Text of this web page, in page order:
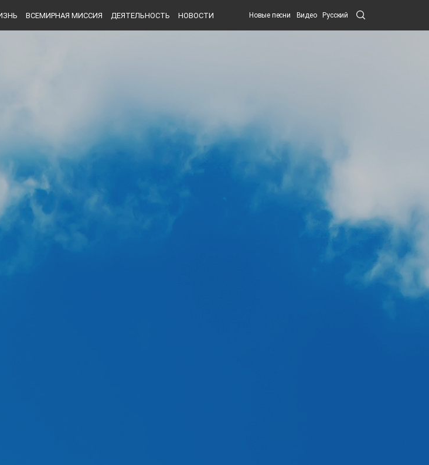
ВСЕМИРНАЯ МИССИЯ ДЕЯТЕЛЬНОСТЬ НОВОСТИ Новые песни Видео Русский Search
Submit